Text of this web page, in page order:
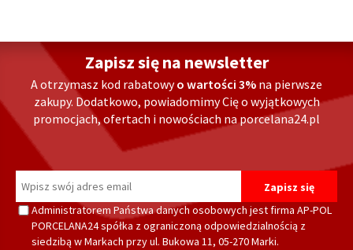
Zapisz się na newsletter
A otrzymasz kod rabatowyo wartości 3% na pierwsze
zakupy. Dodatkowo, powiadomimy Cię o wyjątkowych
promocjach, ofertach i nowościach na porcelana24.pl
Administratorem Państwa danych osobowych jest firma AP-POL
PORCELANA24 spółka z ograniczoną odpowiedzialnością z
siedzibą w Markach przy ul. Bukowa 11, 05-270 Marki.